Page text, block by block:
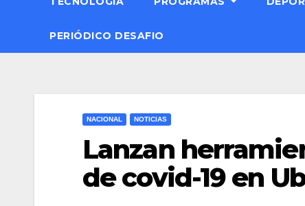
PERIÓDICO DESAFIO
NACIONAL NOTICIAS
Lanzan
de covid-19 en